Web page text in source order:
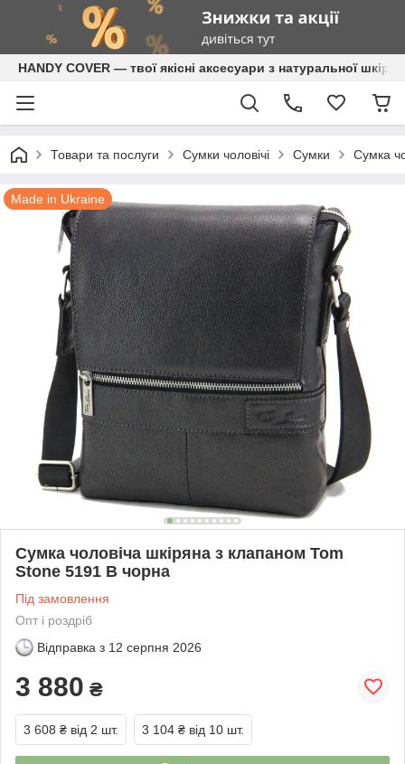
HANDY COVER — твої якісні аксесуари з натуральної шкіри
Товари та послуги Сумки чоловічі Сумки Сумка
Made in Ukraine
Сумка чоловіча шкіряна з клапаном Tom
Stone 5191 B чорна
Під замовлення
Опт і роздріб
Відправка з 12 серпня 2026
3 880 ₴
3 608 ₴ від 2 шт. 3 104 ₴ від 10 шт.